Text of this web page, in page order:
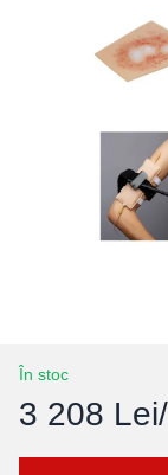
În stoc
3 208